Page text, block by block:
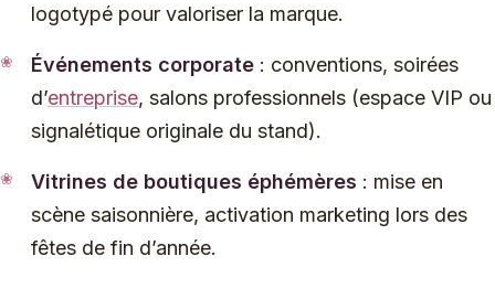
logotypé pour valoriser la marque.
Événements corporate : conventions, soirées
d’entreprise, salons professionnels (espace VIP ou
signalétique originale du stand).
Vitrines de boutiques éphémères : mise en
scène saisonnière, activation marketing lors des
fêtes de fin d’année.